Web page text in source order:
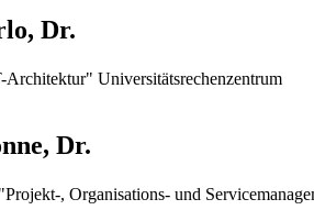
Dr.
Architektur" Universitätsrechenzentrum
Dr.
, Organisations- und